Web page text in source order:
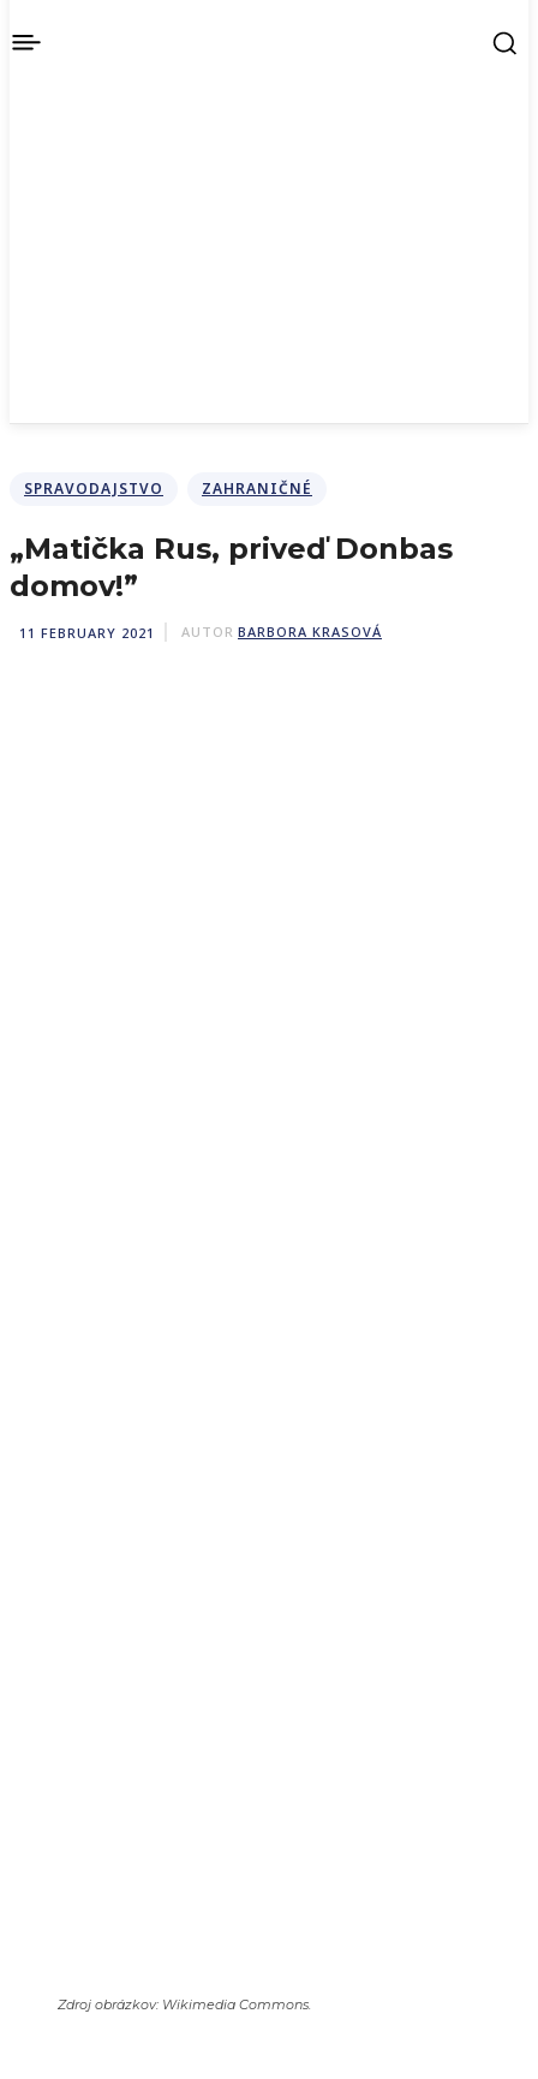
SPRAVODAJSTVO ZAHRANIČNÉ
„Matička Rus, priveď Donbas
domov!”
11 FEBRUARY 2021 AUTOR BARBORA KRASOVÁ
Zdroj obrázkov: Wikimedia Commons.